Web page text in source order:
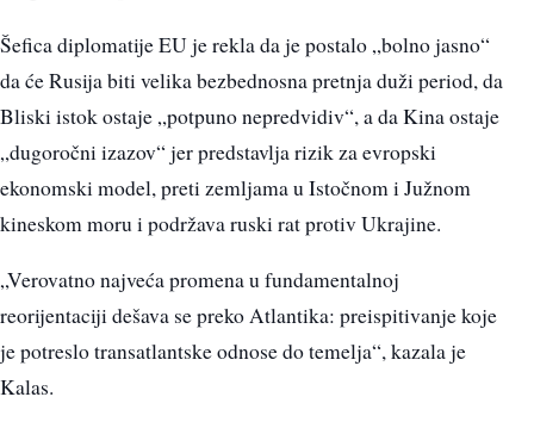
Šefica diplomatije EU je rekla da je postalo „bolno jasno“
da će Rusija biti velika bezbednosna pretnja duži period, da
Bliski istok ostaje „potpuno nepredvidiv“, a da Kina ostaje
„dugoročni izazov“ jer predstavlja rizik za evropski
ekonomski model, preti zemljama u Istočnom i Južnom
kineskom moru i podržava ruski rat protiv Ukrajine.
„Verovatno najveća promena u fundamentalnoj
reorijentaciji dešava se preko Atlantika: preispitivanje koje
je potreslo transatlantske odnose do temelja“, kazala je
Kalas.